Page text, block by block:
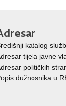
katalog
tijela javne
političkih
dužnosnika u